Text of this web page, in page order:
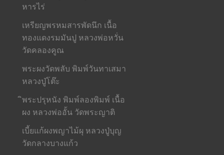
หารไร่
เหรียญพรหมสารพัดนึก เนื้อ
ทองแดงรมมันปู หลวงพ่อหวั่น
วัดคลองคูณ
พระผงวัดพลับ พิมพ์วันทาเสมา
หลวงปู่โต๊ะ
ิพระปรุหนัง พิมพ์ลองพิมพ์ เนื้อ
ผง หลวงพ่ออั้น วัดพระญาติ
เบี้ยแก้ผงพญาไม้ผุ หลวงปู่บุญ
วัดกลางบางแก้ว